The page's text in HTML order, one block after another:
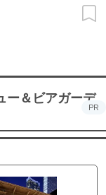
ー＆ビアガーデ
PR